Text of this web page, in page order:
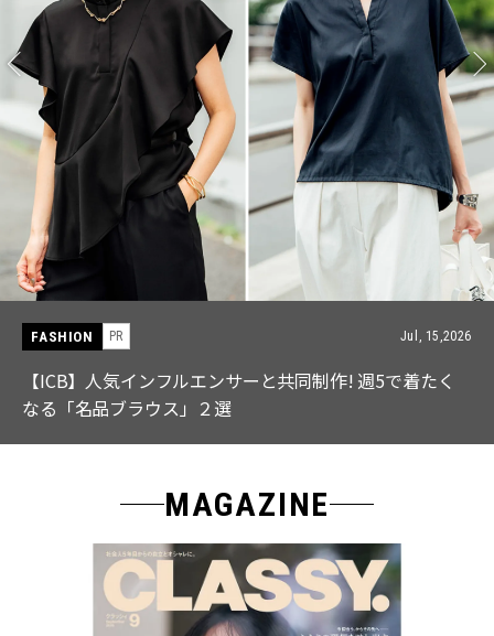
FASHION PR Jul, 15,2026
【ICB】人気インフルエンサーと共同制作! 週5で着たく
なる「名品ブラウス」２選
MAGAZINE